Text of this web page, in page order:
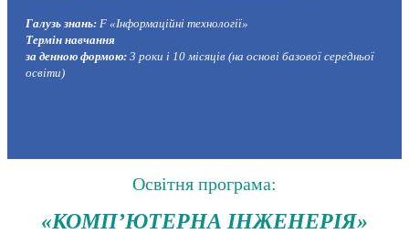
Галузь знань: F «Інформаційні технології»
Термін навчання
за денною формою: 3 роки і 10 місяців (на основі базової середньої
освіти)
Освітня програма:
«КОМП’ЮТЕРНА ІНЖЕНЕРІЯ»